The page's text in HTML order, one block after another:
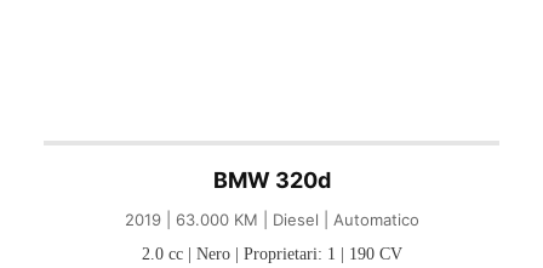
BMW 320d
2019 | 63.000 KM | Diesel | Automatico
2.0 cc | Nero | Proprietari: 1 | 190 CV